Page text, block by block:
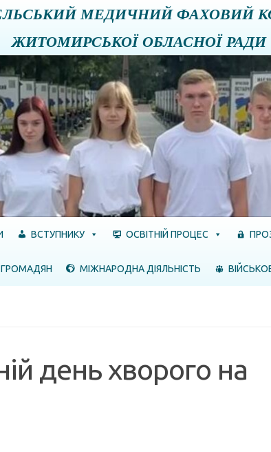
МЕДИЧНИЙ ФАХОВИЙ
ЖИТОМИРСЬКОЇ ОБЛАСНОЇ РАДИ
ВСТУПНИКУ ОСВІТНІЙ ПРОЦЕС
МІЖНАРОДНА ДІЯЛЬНІСТЬ
день хворого на